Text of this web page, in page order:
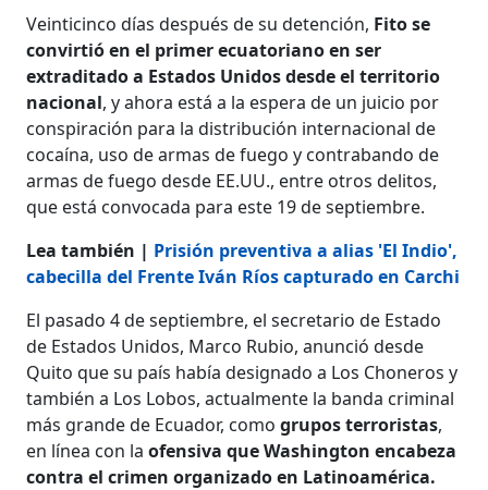
Veinticinco días después de su detención, Fito se
convirtió en el primer ecuatoriano en ser
extraditado a Estados Unidos desde el territorio
nacional, y ahora está a la espera de un juicio por
conspiración para la distribución internacional de
cocaína, uso de armas de fuego y contrabando de
armas de fuego desde EE.UU., entre otros delitos,
que está convocada para este 19 de septiembre.
Lea también | Prisión preventiva a alias 'El Indio',
cabecilla del Frente Iván Ríos capturado en Carchi
El pasado 4 de septiembre, el secretario de Estado
de Estados Unidos, Marco Rubio, anunció desde
Quito que su país había designado a Los Choneros y
también a Los Lobos, actualmente la banda criminal
más grande de Ecuador, como grupos terroristas,
en línea con laofensiva que Washington encabeza
contra el crimen organizado en Latinoamérica.